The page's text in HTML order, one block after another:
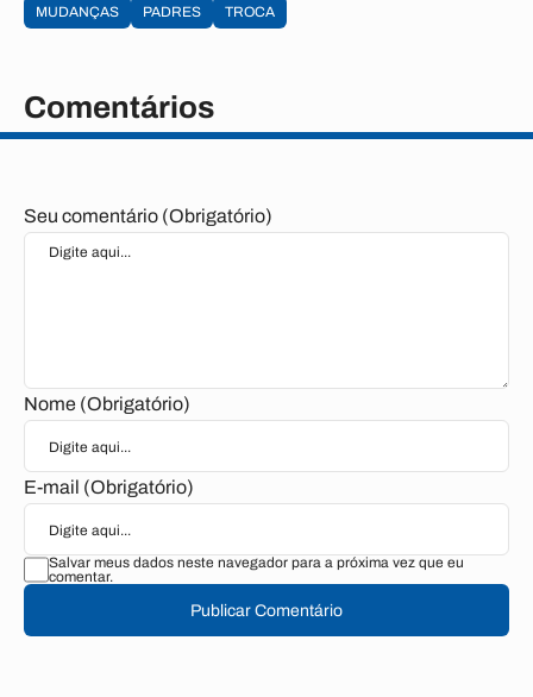
MUDANÇAS PADRES TROCA
Comentários
Seu comentário (Obrigatório)
Nome (Obrigatório)
E-mail (Obrigatório)
Salvar meus dados neste navegador para a próxima vez que eu
comentar.
Publicar Comentário